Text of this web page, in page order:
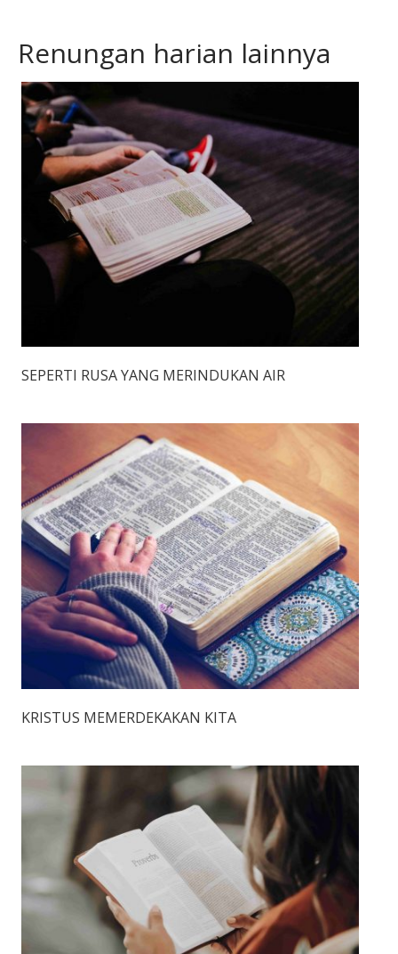
Renungan harian lainnya
SEPERTI RUSA YANG MERINDUKAN AIR
KRISTUS MEMERDEKAKAN KITA